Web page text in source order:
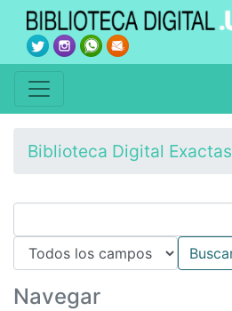
Biblioteca Digital Exactas
Navegar